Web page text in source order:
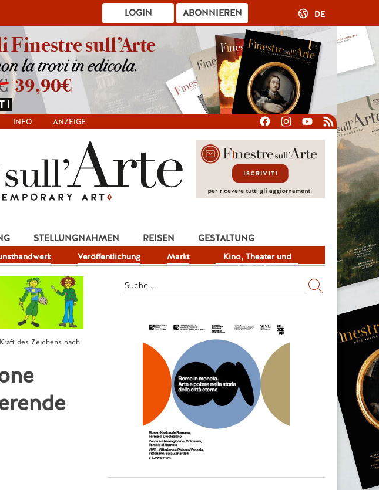
ABONNIEREN
LOGIN DE
INFO ANZEIGE
Veröffentlichung Markt
Kino, Theater und
Fernsehen
STELLUNGNAHMEN REISEN
GESTALTUNG
des Zeichens nach